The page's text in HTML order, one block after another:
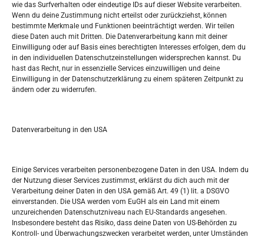
wie das Surfverhalten oder eindeutige IDs auf dieser Website verarbeiten.
Wenn du deine Zustimmung nicht erteilst oder zurückziehst, können
bestimmte Merkmale und Funktionen beeinträchtigt werden. Wir teilen
diese Daten auch mit Dritten. Die Datenverarbeitung kann mit deiner
Einwilligung oder auf Basis eines berechtigten Interesses erfolgen, dem du
in den individuellen Datenschutzeinstellungen widersprechen kannst. Du
hast das Recht, nur in essenzielle Services einzuwilligen und deine
Einwilligung in der Datenschutzerklärung zu einem späteren Zeitpunkt zu
ändern oder zu widerrufen.
Datenverarbeitung in den USA
Einige Services verarbeiten personenbezogene Daten in den USA. Indem du
der Nutzung dieser Services zustimmst, erklärst du dich auch mit der
Verarbeitung deiner Daten in den USA gemäß Art. 49 (1) lit. a DSGVO
einverstanden. Die USA werden vom EuGH als ein Land mit einem
unzureichenden Datenschutzniveau nach EU-Standards angesehen.
Insbesondere besteht das Risiko, dass deine Daten von US-Behörden zu
Kontroll- und Überwachungszwecken verarbeitet werden, unter Umständen
Tko je “Idemo u Svijet – Njemačka?
Pretražite stranicu:
S
e
a
h
M D M D F S S
1
3 4 5 6 7 8
10 11 12 13 14 15 16